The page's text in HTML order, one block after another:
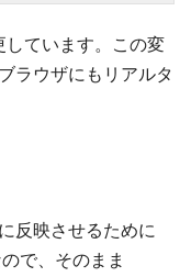
しています。この変
ラウザにもリアルタ
反映させるために
で、そのまま